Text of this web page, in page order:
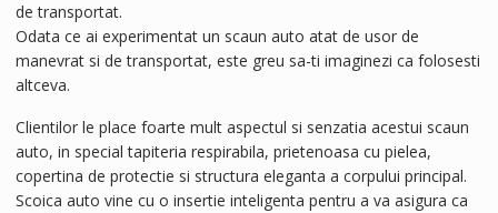
de transportat.
Odata ce ai experimentat un scaun auto atat de usor de
manevrat si de transportat, este greu sa-ti imaginezi ca folosesti
altceva.
Clientilor le place foarte mult aspectul si senzatia acestui scaun
auto, in special tapiteria respirabila, prietenoasa cu pielea,
copertina de protectie si structura eleganta a corpului principal.
Scoica auto vine cu o insertie inteligenta pentru a va asigura ca